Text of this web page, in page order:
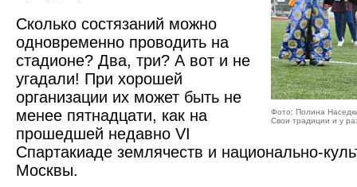
Фото: Полина
Свои традиции и у
Сколько состязаний можно
одновременно проводить на
стадионе? Два, три? А вот и не
угадали! При хорошей
организации их может быть не
менее пятнадцати, как на
прошедшей недавно VI
Спартакиаде землячеств и национально-
Москвы.